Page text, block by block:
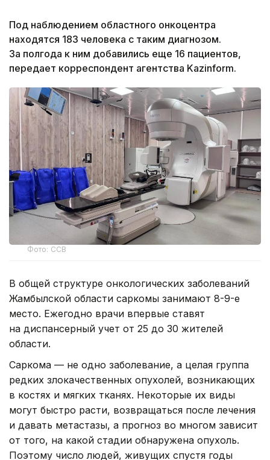
Под наблюдением областного онкоцентра
находятся 183 человека с таким диагнозом.
За полгода к ним добавились еще 16 пациентов,
передает корреспондент агентства Kazinform.
Фото: ССВ
В общей структуре онкологических заболеваний
Жамбылской области саркомы занимают 8-9-е
место. Ежегодно врачи впервые ставят
на диспансерный учет от 25 до 30 жителей
области.
Саркома — не одно заболевание, а целая группа
редких злокачественных опухолей, возникающих
в костях и мягких тканях. Некоторые их виды
могут быстро расти, возвращаться после лечения
и давать метастазы, а прогноз во многом зависит
от того, на какой стадии обнаружена опухоль.
Поэтому число людей, живущих спустя годы